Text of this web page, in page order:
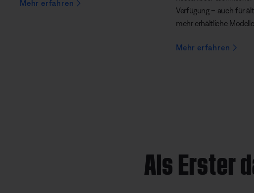
Mehr erfahren
Verfügung – auch für
mehr erhältliche
Mehr erfahren
Als Erster